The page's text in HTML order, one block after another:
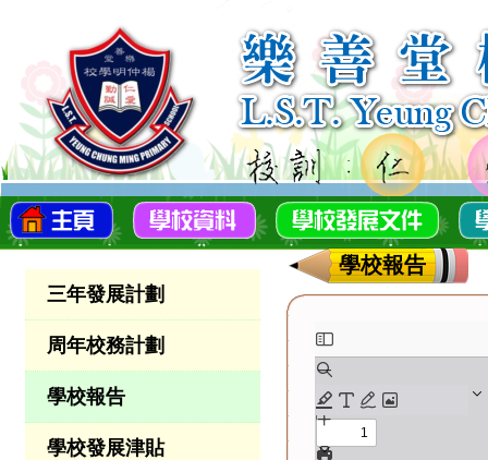
三年發展計劃
周年校務計劃
學校報告
學校發展津貼
學校報告